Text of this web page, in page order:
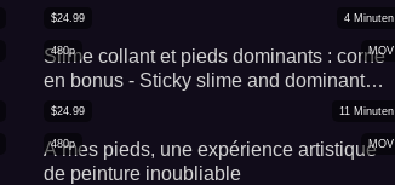
MOV
480p
$24.99 4 Minuten
Slime collant et pieds dominants : corne
en bonus - Sticky slime and dominant
feet: enjoy the horn skin special
MOV
480p
$24.99 11 Minuten
A mes pieds, une expérience artistique
de peinture inoubliable